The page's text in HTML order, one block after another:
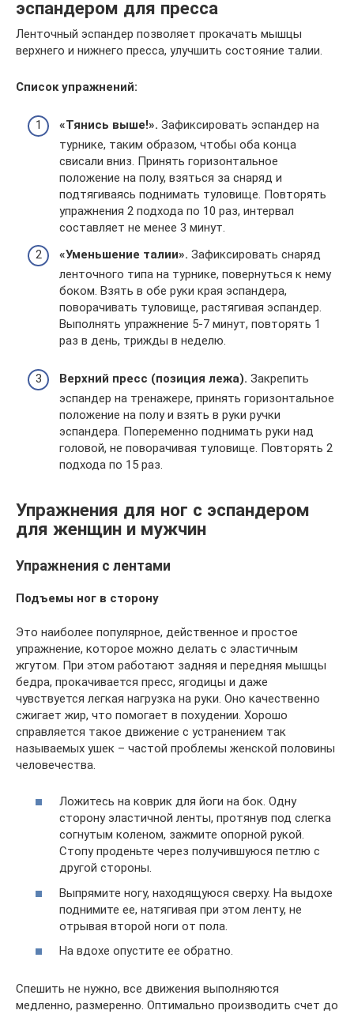
эспандером для пресса
Ленточный эспандер позволяет прокачать мышцы
верхнего и нижнего пресса, улучшить состояние талии.
Список упражнений:
«Тянись выше!». Зафиксировать эспандер на
турнике, таким образом, чтобы оба конца
свисали вниз. Принять горизонтальное
положение на полу, взяться за снаряд и
подтягиваясь поднимать туловище. Повторять
упражнения 2 подхода по 10 раз, интервал
составляет не менее 3 минут.
«Уменьшение талии». Зафиксировать снаряд
ленточного типа на турнике, повернуться к нему
боком. Взять в обе руки края эспандера,
поворачивать туловище, растягивая эспандер.
Выполнять упражнение 5-7 минут, повторять 1
раз в день, трижды в неделю.
Верхний пресс (позиция лежа). Закрепить
эспандер на тренажере, принять горизонтальное
положение на полу и взять в руки ручки
эспандера. Попеременно поднимать руки над
головой, не поворачивая туловище. Повторять 2
подхода по 15 раз.
Упражнения для ног с эспандером
для женщин и мужчин
Упражнения с лентами
Подъемы ног в сторону
Это наиболее популярное, действенное и простое
упражнение, которое можно делать с эластичным
жгутом. При этом работают задняя и передняя мышцы
бедра, прокачивается пресс, ягодицы и даже
чувствуется легкая нагрузка на руки. Оно качественно
сжигает жир, что помогает в похудении. Хорошо
справляется такое движение с устранением так
называемых ушек – частой проблемы женской половины
человечества.
Ложитесь на коврик для йоги на бок. Одну
сторону эластичной ленты, протянув под слегка
согнутым коленом, зажмите опорной рукой.
Стопу проденьте через получившуюся петлю с
другой стороны.
Выпрямите ногу, находящуюся сверху. На выдохе
поднимите ее, натягивая при этом ленту, не
отрывая второй ноги от пола.
На вдохе опустите ее обратно.
Спешить не нужно, все движения выполняются
медленно, размеренно. Оптимально производить счет до